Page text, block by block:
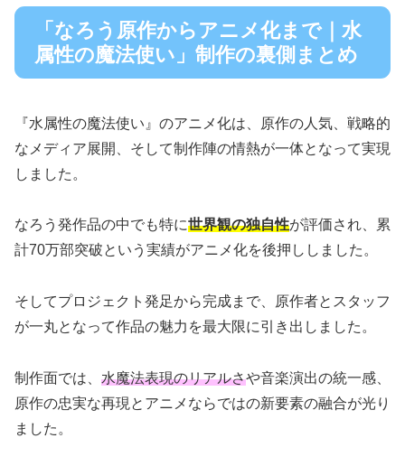
「なろう原作からアニメ化まで｜水
属性の魔法使い」制作の裏側まとめ
『水属性の魔法使い』のアニメ化は、原作の人気、戦略的
なメディア展開、そして制作陣の情熱が一体となって実現
しました。
なろう発作品の中でも特に世界観の独自性が評価され、累
計70万部突破という実績がアニメ化を後押ししました。
そしてプロジェクト発足から完成まで、原作者とスタッフ
が一丸となって作品の魅力を最大限に引き出しました。
制作面では、 水魔法表現のリアルさや音楽演出の統一感、
原作の忠実な再現とアニメならではの新要素の融合が光り
ました。